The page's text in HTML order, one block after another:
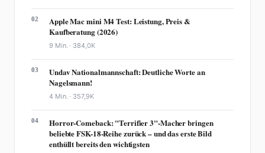
02
Apple Mac mini M4 Test: Leistung, Preis &
Kaufberatung (2026)
9 Min. · 384,0K
03
Undav Nationalmannschaft: Deutliche Worte an
Nagelsmann!
4 Min. · 357,9K
04
Horror-Comeback: "Terrifier 3"-Macher bringen
beliebte FSK-18-Reihe zurück – und das erste Bild
enthüllt bereits den wichtigsten